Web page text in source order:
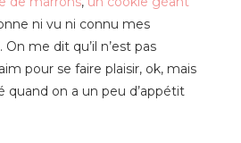
ni vu ni connu mes
me dit qu’il n’est pas
pour se faire plaisir, ok, mais
quand on a un peu d’appétit